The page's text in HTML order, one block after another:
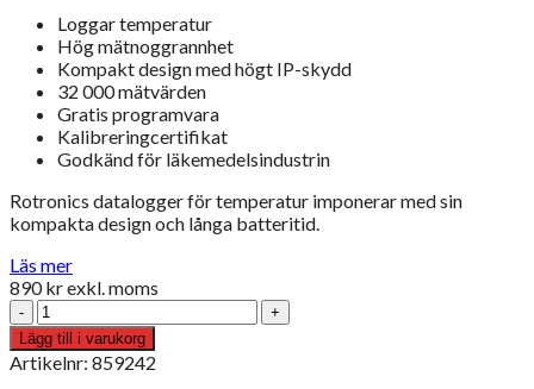
Loggar temperatur
Hög mätnoggrannhet
Kompakt design med högt IP-skydd
32 000 mätvärden
Gratis programvara
Kalibreringcertifikat
Godkänd för läkemedelsindustrin
Rotronics datalogger för temperatur imponerar med sin
kompakta design och långa batteritid.
Läs mer
890krexkl. moms
Rotronic
TL-
1D
mängd
Lägg till i varukorg
Artikelnr: 859242